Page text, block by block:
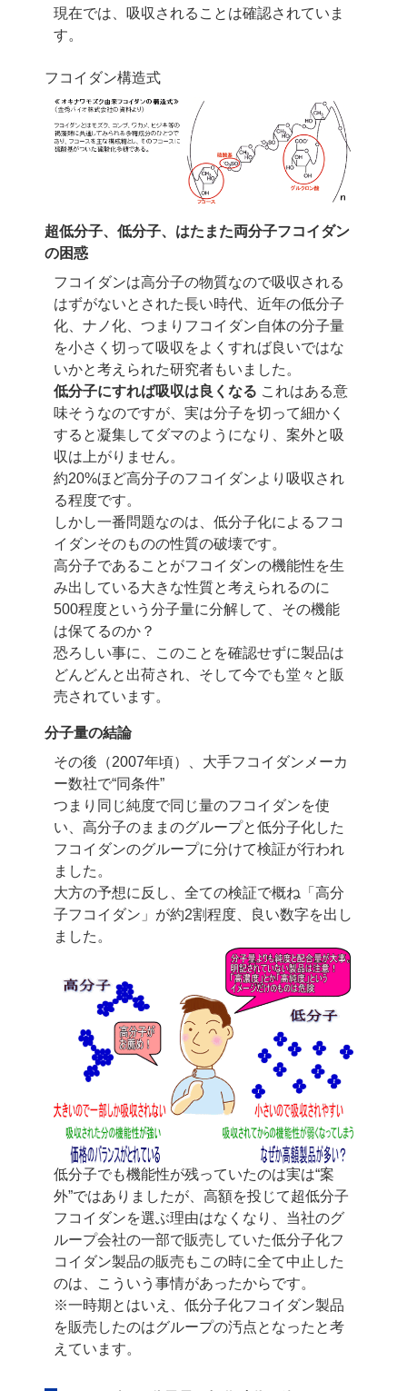
現在では、吸収されることは確認されていま
す。
フコイダン構造式
超低分子、低分子、はたまた両分子フコイダン
の困惑
フコイダンは高分子の物質なので吸収される
はずがないとされた長い時代、 近年の低分子
化、ナノ化、つまりフコイダン自体の分子量
を小さく切って吸収をよくすれば良いではな
いかと考えられた研究者もいました。
低分子にすれば吸収は良くなる これはある意
味そうなのですが、実は分子を切って細かく
すると凝集してダマのようになり、案外と吸
収は上がりません。
約20%ほど高分子のフコイダンより吸収され
る程度です。
しかし一番問題なのは、低分子化によるフコ
イダンそのものの性質の破壊です。
高分子であることがフコイダンの機能性を生
み出している大きな性質と考えられるのに
500程度という分子量に分解して、その機能
は保てるのか？
恐ろしい事に、このことを確認せずに製品は
どんどんと出荷され、そして今でも堂々と 販
売されています。
分子量の結論
その後（2007年頃）、大手フコイダンメーカ
ー数社で“同条件”
つまり同じ純度で同じ量のフコイダンを使
い、高分子のままのグループと低分子化した
フコイダンのグループに分けて検証が行われ
ました。
大方の予想に反し、全ての検証で概ね「高分
子フコイダン」が約2割程度、
良い数字を出し
ました。
低分子でも機能性が残っていたのは実は“案
外”ではありましたが、高額を投じて超低分子
フコイダンを選ぶ理由はなくなり、当社のグ
ループ会社の一部で販売していた低分子化フ
コイダン製品の販売もこの時に全て中止した
のは、こういう事情があったからです。
※一時期とはいえ、低分子化フコイダン製品
を販売したのはグループの汚点となったと考
えています。